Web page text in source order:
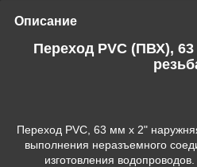
Описание
Переход PVC (ПВХ),
Переход PVC, 63 мм х 2"
выполнения неразъемного
изготовления